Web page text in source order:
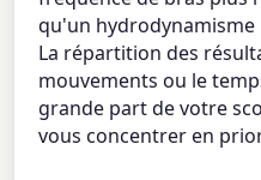
qu'un hydrodynamisme
La répartition des
mouvements ou le
grande part de votre
vous concentrer en